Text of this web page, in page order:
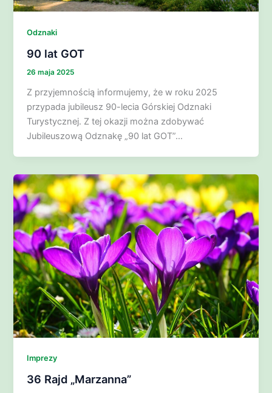
Odznaki
90 lat GOT
26 maja 2025
Z przyjemnością informujemy, że w roku 2025
przypada jubileusz 90-lecia Górskiej Odznaki
Turystycznej. Z tej okazji można zdobywać
Jubileuszową Odznakę „90 lat GOT”…
Imprezy
36 Rajd „Marzanna”